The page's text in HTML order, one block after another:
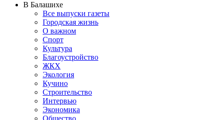
В Балашихе
Все выпуски газеты
Городская жизнь
О важном
Спорт
Культура
Благоустройство
ЖКХ
Экология
Кучино
Строительство
Интервью
Экономика
Общество